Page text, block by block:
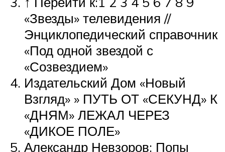
«Звезды» телевидения //
Энциклопедический справочник
«Под одной звездой с
«Созвездием»
Издательский Дом «Новый
Взгляд» » ПУТЬ ОТ «СЕКУНД» К
«ДНЯМ» ЛЕЖАЛ ЧЕРЕЗ
«ДИКОЕ ПОЛЕ»
Александр Невзоров: Попы